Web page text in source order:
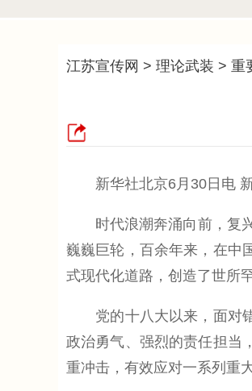
江苏宣传网 > 理论武装 > 重
新华社北京6月30日电 新
时代浪潮奔涌向前，复兴
巍巍巨轮，百余年来，在中
式现代化道路，创造了世所
党的十八大以来，面对错
政治勇气、强烈的责任担当
重冲击，有效应对一系列重